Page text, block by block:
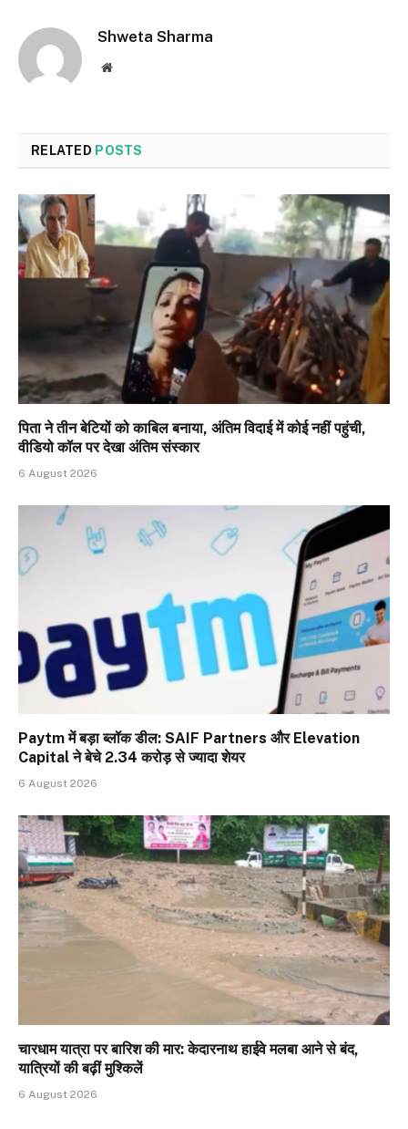
Shweta Sharma
Website
RELATED POSTS
पिता ने तीन बेटियों को काबिल बनाया, अंतिम विदाई में कोई नहीं पहुंची,
वीडियो कॉल पर देखा अंतिम संस्कार
6 August 2026
Paytm में बड़ा ब्लॉक डील: SAIF Partners और Elevation
Capital ने बेचे 2.34 करोड़ से ज्यादा शेयर
6 August 2026
चारधाम यात्रा पर बारिश की मार: केदारनाथ हाईवे मलबा आने से बंद,
यात्रियों की बढ़ीं मुश्किलें
6 August 2026